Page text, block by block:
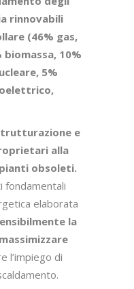
rinnovabili
(46% gas,
biomassa, 10%
5%
e
alla
obsoleti.
fondamentali
elaborata
la
massimizzare
l’impiego di